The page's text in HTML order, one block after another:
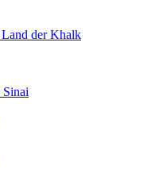
Land der Khalk
Sinai